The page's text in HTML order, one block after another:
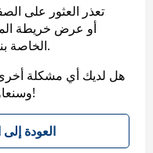
تعذر العثور على
الخاصة بنا لمساعدتك في العثور على ما تريد.
هل لديك أي مشكلة
وسنعاود التواصل معك. شكرًا على صبرك!
العودة